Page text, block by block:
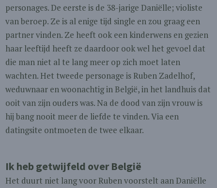
personages. De eerste is de 38-jarige Daniëlle; violiste
van beroep. Ze is al enige tijd single en zou graag een
partner vinden. Ze heeft ook een kinderwens en gezien
haar leeftijd heeft ze daardoor ook wel het gevoel dat
die man niet al te lang meer op zich moet laten
wachten. Het tweede personage is Ruben Zadelhof,
weduwnaar en woonachtig in België, in het landhuis dat
ooit van zijn ouders was. Na de dood van zijn vrouw is
hij bang nooit meer de liefde te vinden. Via een
datingsite ontmoeten de twee elkaar.
Ik heb getwijfeld over België
Het duurt niet lang voor Ruben voorstelt aan Daniëlle